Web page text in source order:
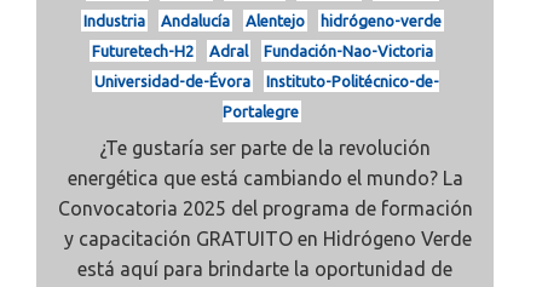
Industria
Andalucía Alentejo
hidrógeno-verde
Futuretech-H2
Adral
Fundación-Nao-Victoria
Universidad-de-Évora
Instituto-Politécnico-de-
Portalegre
¿Te gustaría ser parte de la revolución
energética que está cambiando el mundo? La
Convocatoria 2025 del programa de formación
y capacitación GRATUITO en Hidrógeno Verde
está aquí para brindarte la oportunidad de